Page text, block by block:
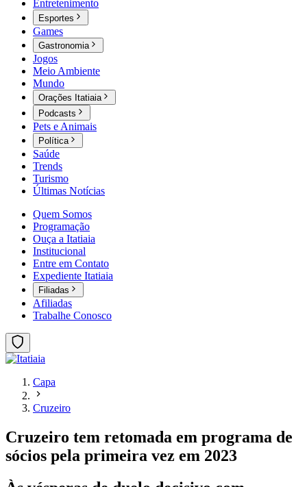
Entretenimento
Esportes
Games
Gastronomia
Jogos
Meio Ambiente
Mundo
Orações Itatiaia
Podcasts
Pets e Animais
Política
Saúde
Trends
Turismo
Últimas Notícias
Quem Somos
Programação
Ouça a Itatiaia
Institucional
Entre em Contato
Expediente Itatiaia
Filiadas
Afiliadas
Trabalhe Conosco
Capa
Cruzeiro
Cruzeiro tem retomada em programa de
sócios pela primeira vez em 2023